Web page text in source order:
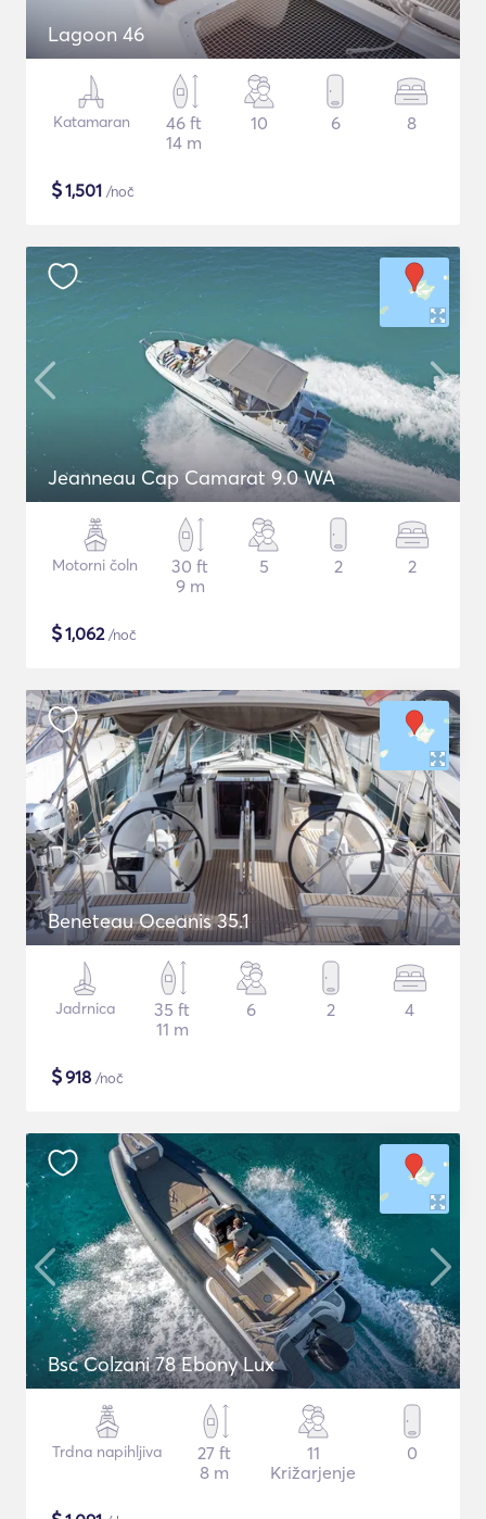
Lagoon 46
Katamaran
46 ft
14 m
10 6 8
$1,501 /noč
Jeanneau Cap Camarat 9.0 WA
Motorni čoln
30 ft
9 m
5 2 2
$1,062/noč
Beneteau Oceanis 35.1
Jadrnica
35 ft
11 m
6 2 4
$918 /noč
Bsc Colzani 78 Ebony Lux
Trdna napihljiva
27 ft
8 m
11
Križarjenje
0